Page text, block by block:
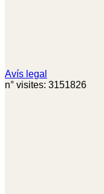
Avís legal
n° visites: 3151826